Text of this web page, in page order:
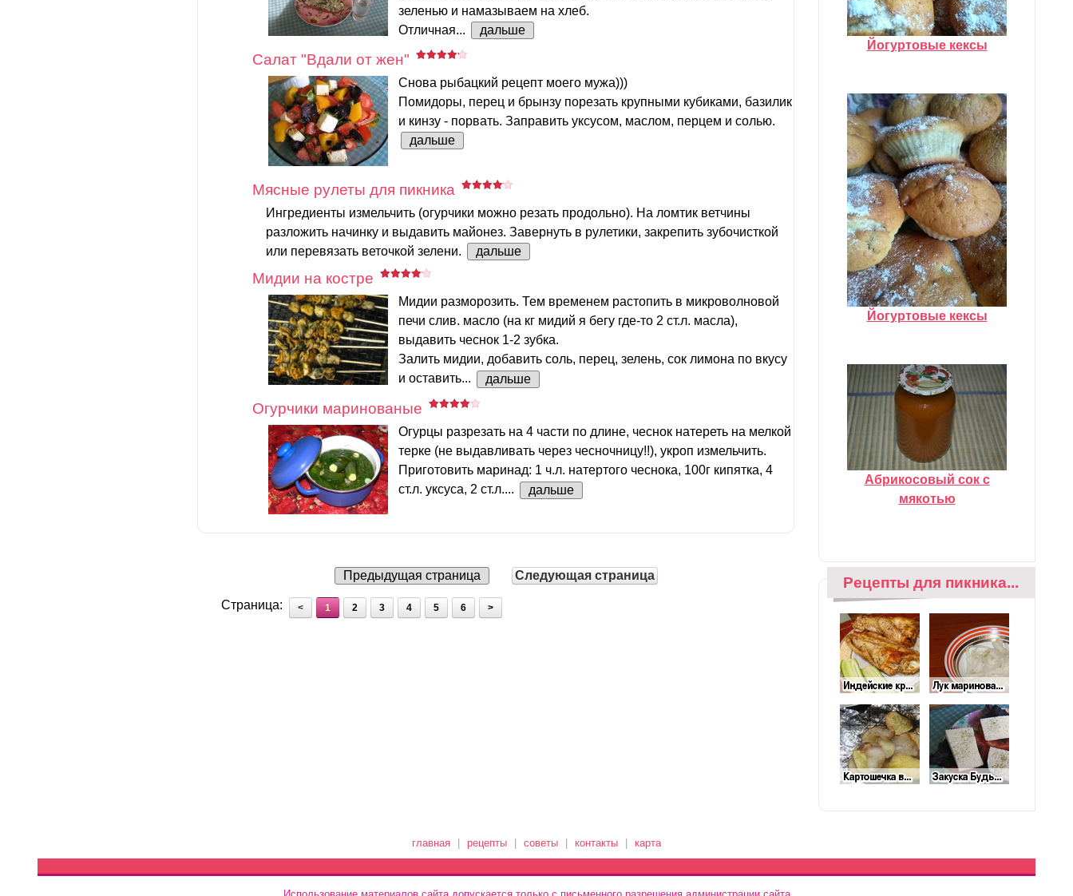
зеленью и намазываем на хлеб.
Отличная...
дальше
Салат "Вдали от жен"
Снова рыбацкий рецепт моего мужа)))
Помидоры, перец и брынзу порезать крупными кубиками, базилик
и кинзу - порвать. Заправить уксусом, маслом, перцем и солью.
дальше
Мясные рулеты для пикника
Ингредиенты измельчить (огурчики можно резать продольно). На ломтик ветчины
разложить начинку и выдавить майонез. Завернуть в рулетики, закрепить зубочисткой
или перевязать веточкой зелени.
дальше
Мидии на костре
Мидии разморозить. Тем временем растопить в микроволновой
печи слив. масло (на кг мидий я бегу где-то 2 ст.л. масла),
выдавить чеснок 1-2 зубка.
Залить мидии, добавить соль, перец, зелень, сок лимона по вкусу
и оставить...
дальше
Огурчики маринованые
Огурцы разрезать на 4 части по длине, чеснок натереть на мелкой
терке (не выдавливать через чесночницу!!), укроп измельчить.
Приготовить маринад: 1 ч.л. натертого чеснока, 100г кипятка, 4
ст.л. уксуса, 2 ст.л....
дальше
Предыдущая страница Следующая страница
Страница: < 1 2 3 4 5 6 >
Йогуртовые кексы
Йогуртовые кексы
Абрикосовый сок с
мякотью
Рецепты для пикника...
главная рецепты советы контакты карта